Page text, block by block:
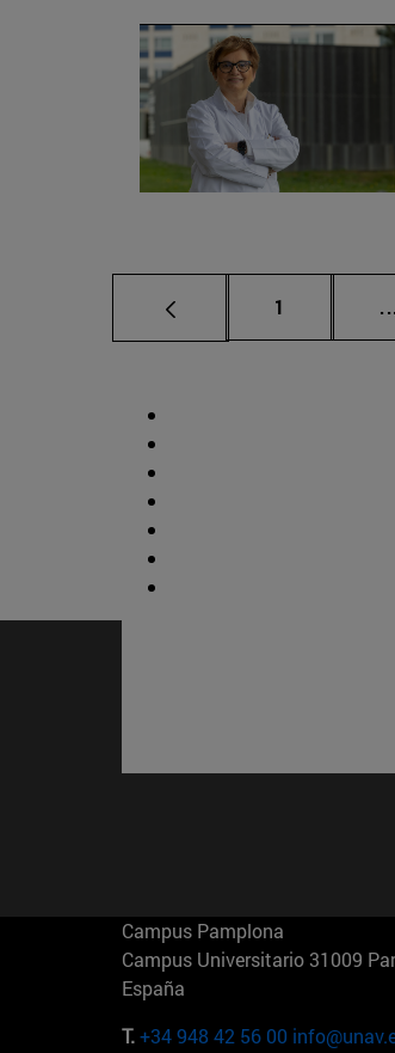
Página
1 ...
Campus Pamplona
Campus Universitario 31009
España
T.+34 948 42 56 00